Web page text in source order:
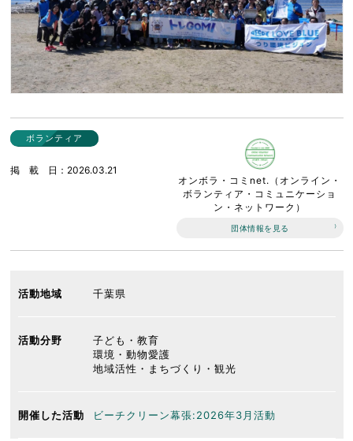
ボランティア
掲載日
2026.03.21
オンボラ・コミnet.（オンライン・
ボランティア・コミュニケーショ
ン・ネットワーク）
団体情報を見る
活動地域 千葉県
活動分野
子ども・教育
環境・動物愛護
地域活性・まちづくり・観光
開催した活動 ビーチクリーン幕張:2026年3月活動